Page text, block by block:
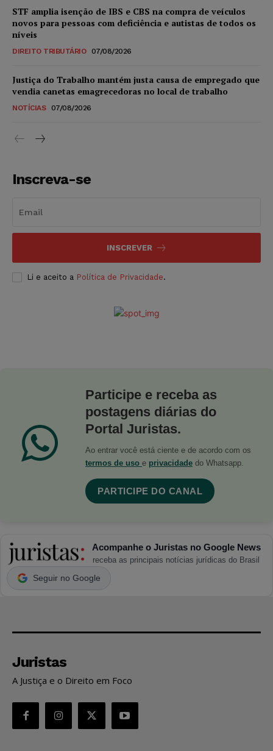
STF amplia isenção de IBS e CBS na compra de veículos
novos para pessoas com deficiência e autistas de todos os
níveis
DIREITO TRIBUTÁRIO 07/08/2026
Justiça do Trabalho mantém justa causa de empregado que
vendia canetas emagrecedoras no local de trabalho
NOTÍCIAS 07/08/2026
Inscreva-se
INSCREVER
Li e aceito a Política de Privacidade.
Participe e receba as
postagens diárias do
Portal Juristas.
Ao entrar você está ciente e de acordo com os
termos de uso e privacidade do Whatsapp.
PARTICIPE DO CANAL
Acompanhe o Juristas no Google News
receba as principais notícias jurídicas do Brasil
Seguir no Google
Juristas
A Justiça e o Direito em Foco